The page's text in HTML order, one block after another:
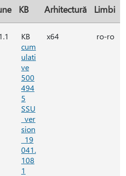
KB Arhitectură Limbi
KB
cum
ulati
ve
500
494
5
SSU
_ver
sion
_19
041.
108
1
x64 ro-ro